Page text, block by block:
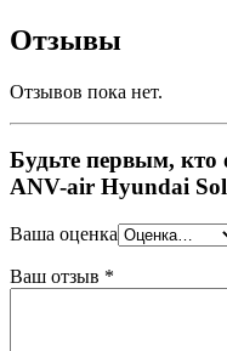
Отзывы
Отзывов пока нет.
Будьте первым, кто
ANV-air Hyundai
Ваша оценка
Ваш отзыв *